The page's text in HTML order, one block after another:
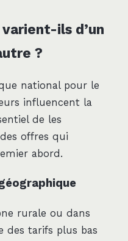
ils d’un
?
national pour le
influencent la
de les
offres qui
abord.
rurale ou dans
des tarifs plus bas